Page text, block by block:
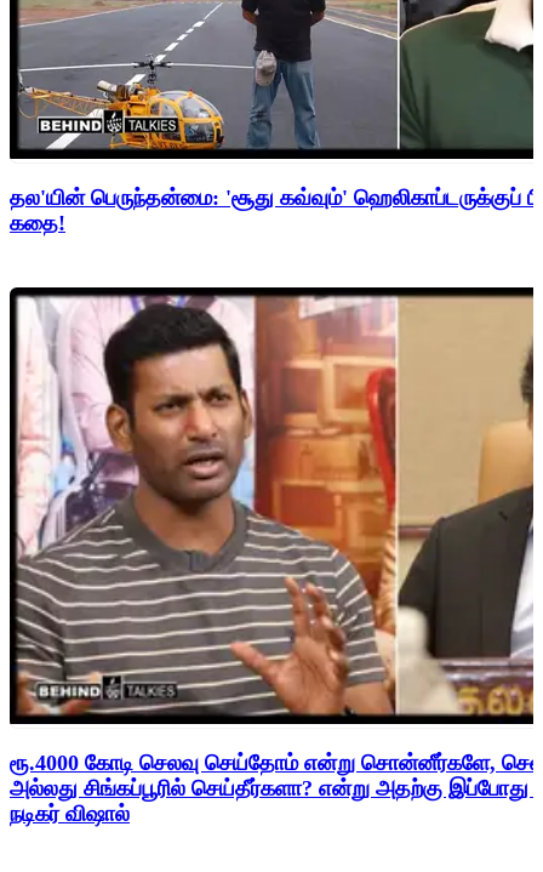
தல'யின் பெருந்தன்மை: 'சூது கவ்வும்' ஹெலிகாப்டருக்குப்
கதை!
ரூ.4000 கோடி செலவு செய்தோம் என்று சொன்னீர்களே,
அல்லது சிங்கப்பூரில் செய்தீர்களா? என்று அதற்கு
நடிகர் விஷால்